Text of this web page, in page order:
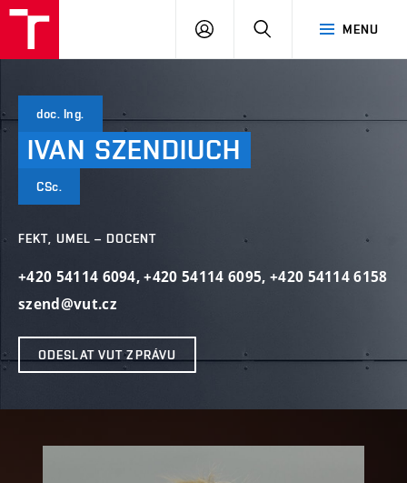
MENU
PŘIHLÁSIT
doc. Ing.
IVAN SZENDIUCH
CSc.
FEKT, UMEL – DOCENT
+420 54114 6094,+420 54114 6095, +420 54114 6158
szend@vut.cz
ODESLAT VUT ZPRÁVU